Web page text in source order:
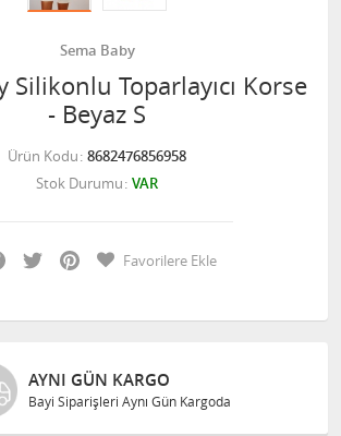
Sema Baby
Silikonlu Toparlayıcı Korse
- Beyaz S
Ürün Kodu 8682476856958
Stok Durumu VAR
Facebook
Twitter PinterestFavorilere Ekle
AYNI GÜN KARGO
Bayi Siparişleri Aynı Gün Kargoda